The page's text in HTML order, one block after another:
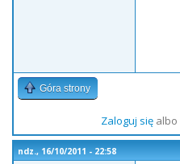
Góra strony
Zaloguj sięalbo
ndz., 16/10/2011 - 22:58